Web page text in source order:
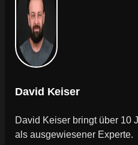
David Keiser
David Keiser bringt über 10
als ausgewiesener Experte.